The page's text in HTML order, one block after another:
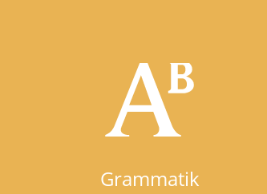
Grammatik